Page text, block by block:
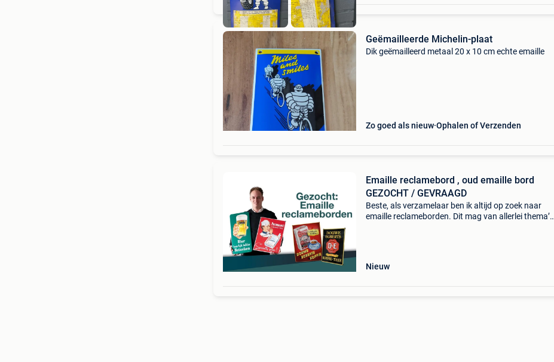
Geëmailleerde Michelin-plaat
Dik geëmailleerd metaal 20 x 10 cm echte emaille
Zo goed als nieuw Ophalen of Verzenden
Emaille reclamebord , oud emaille bord
GEZOCHT / GEVRAAGD
Beste, als verzamelaar ben ik altijd op zoek naar
emaille reclameborden. Dit mag van allerlei thema’s
Nieuw